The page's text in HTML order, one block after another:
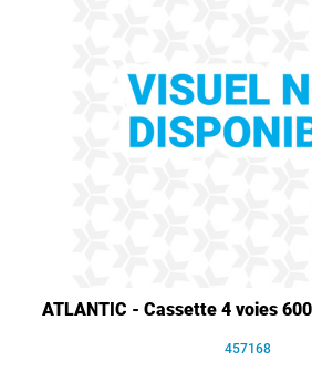
ATLANTIC - Cassette 4 voies
457168